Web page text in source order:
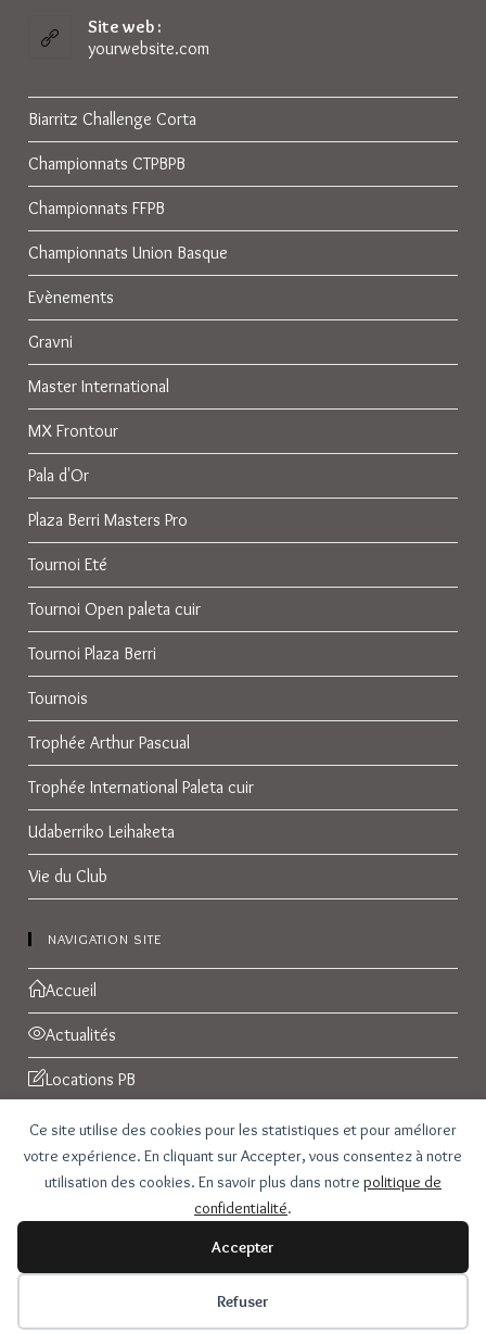
Ce site utilise des cookies pour les statistiques et pour améliorer
votre expérience. En cliquant sur Accepter, vous consentez à notre
utilisation des cookies. En savoir plus dans notre politique de
confidentialité.
Accepter
Refuser
Site web :
yourwebsite.com
Biarritz Challenge Corta
Championnats CTPBPB
Championnats FFPB
Championnats Union Basque
Evènements
Gravni
Master International
MX Frontour
Pala d'Or
Plaza Berri Masters Pro
Tournoi Eté
Tournoi Open paleta cuir
Tournoi Plaza Berri
Tournois
Trophée Arthur Pascual
Trophée International Paleta cuir
Udaberriko Leihaketa
Vie du Club
NAVIGATION SITE
Accueil
Actualités
Locations PB
Réservations
Galerie Photos